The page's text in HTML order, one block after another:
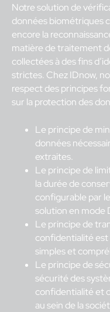
Notre solution de
données biométriques
encore la
matière de traitement
collectées à des fins
strictes. Chez IDnow,
respect des principes
sur la protection des
Le principe de
données
extraites.
Le principe de
la durée de
configurable par
solution en mode
Le principe de
confidentialité
simples et
Le principe de
sécurité des
confidentialité et
au sein de la